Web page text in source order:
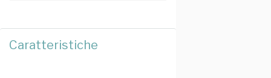
Caratteristiche